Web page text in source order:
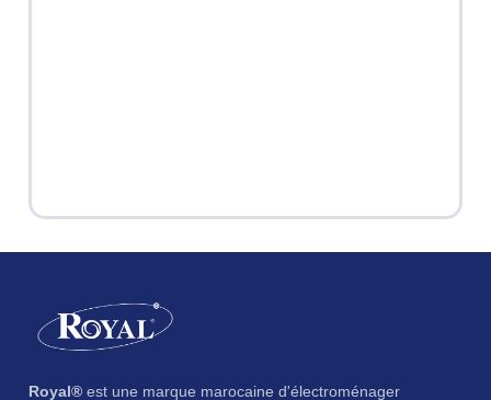
Royal® est une marque marocaine d'électroménager